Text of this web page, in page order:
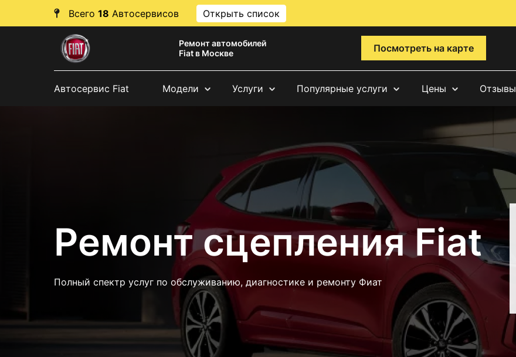
Всего 18 Автосервисов Открыть список
Ремонт автомобилей
Fiat в Москве
Посмотреть на карте
Автосервис Fiat Модели Услуги Популярные услуги Цены Отзывы
Ремонт сцепления Fiat
Полный спектр услуг по обслуживанию, диагностике и ремонту Фиат